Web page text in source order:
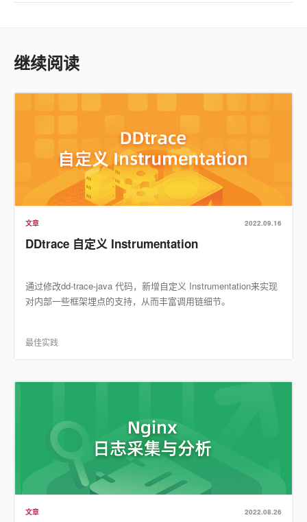
继续阅读
文章 2022.09.16
DDtrace 自定义 Instrumentation
通过修改dd-trace-java 代码，新增自定义 Instrumentation来实现
对内部一些框架埋点的支持，从而丰富调用链细节。
最佳实践
文章 2022.08.26